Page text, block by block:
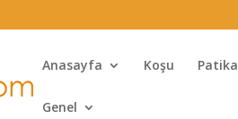
Anasayfa Koşu Patika
Genel